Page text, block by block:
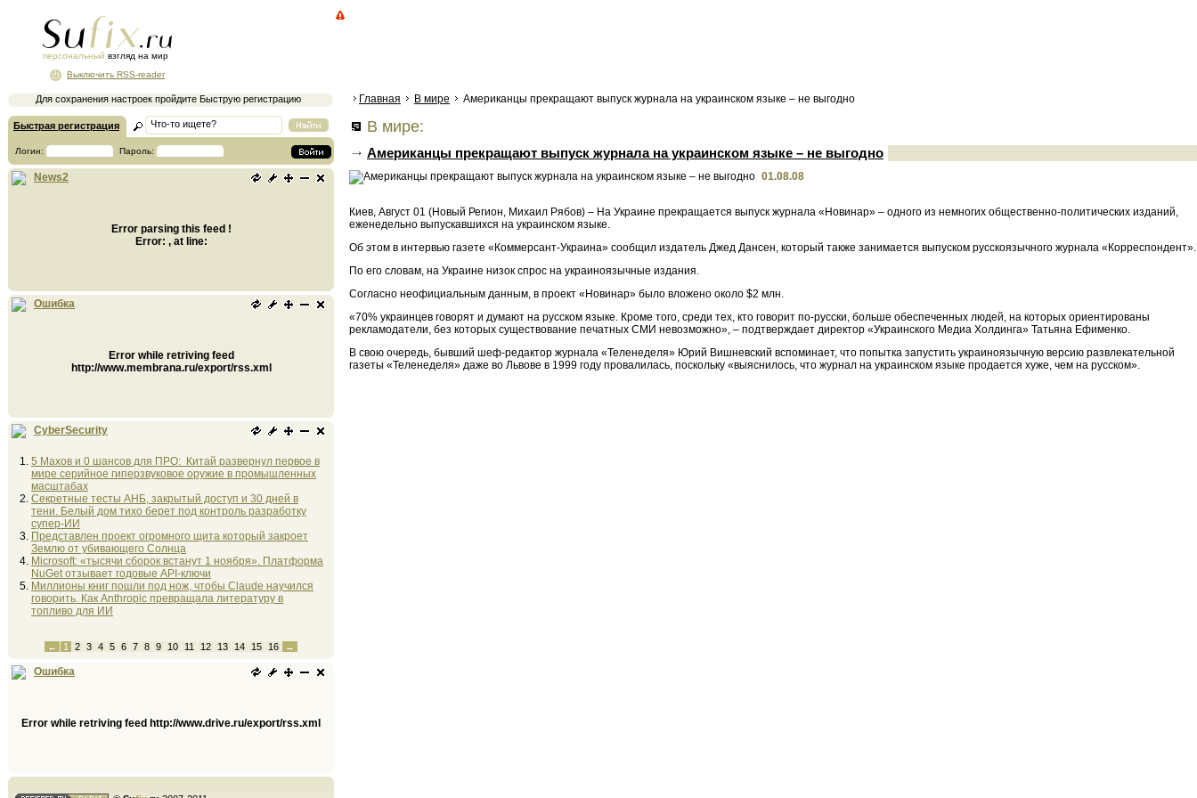
персональный взгляд на мир
Для сохранения настроек пройдите Быструю регистрацию
Выключить RSS-reader
Быстрая регистрация
Логин: Пароль:
News2
Error parsing this feed !
Error: , at line:
Ошибка
Error while retriving feed
http://www.membrana.ru/export/rss.xml
CyberSecurity
5 Махов и 0 шансов для ПРО: Китай развернул первое в
мире серийное гиперзвуковое оружие в промышленных
масштабах
Секретные тесты АНБ, закрытый доступ и 30 дней в
тени. Белый дом тихо берет под контроль разработку
супер-ИИ
Представлен проект огромного щита который закроет
Землю от убивающего Солнца
Microsoft: «тысячи сборок встанут 1 ноября». Платформа
NuGet отзывает годовые API-ключи
Миллионы книг пошли под нож, чтобы Claude научился
говорить. Как Anthropic превращала литературу в
топливо для ИИ
← 1 2 3 4 5 6 7 8 9 10 11 12 13 14 15 16 →
Ошибка
Error while retriving feed http://www.drive.ru/export/rss.xml
Главная В мире Американцы прекращают выпуск журнала на украинском языке – не выгодно
В мире:
Американцы прекращают выпуск журнала на украинском языке – не выгодно
01.08.08
Киев, Август 01 (Новый Регион, Михаил Рябов) – На Украине прекращается выпуск журнала «Новинар» – одного из немногих общественно-политических изданий,
еженедельно выпускавшихся на украинском языке.
Об этом в интервью газете «Коммерсант-Украина» сообщил издатель Джед Дансен, который также занимается выпуском русскоязычного журнала «Корреспондент».
По его словам, на Украине низок спрос на украиноязычные издания.
Согласно неофициальным данным, в проект «Новинар» было вложено около $2 млн.
«70% украинцев говорят и думают на русском языке. Кроме того, среди тех, кто говорит по-русски, больше обеспеченных людей, на которых ориентированы
рекламодатели, без которых существование печатных СМИ невозможно», – подтверждает директор «Украинского Медиа Холдинга» Татьяна Ефименко.
В свою очередь, бывший шеф-редактор журнала «Теленеделя» Юрий Вишневский вспоминает, что попытка запустить украиноязычную версию развлекательной
газеты «Теленеделя» даже во Львове в 1999 году провалилась, поскольку «выяснилось, что журнал на украинском языке продается хуже, чем на русском».